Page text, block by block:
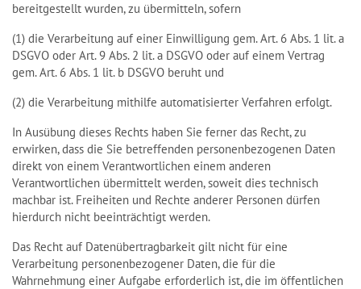
bereitgestellt wurden, zu übermitteln, sofern
(1) die Verarbeitung auf einer Einwilligung gem. Art. 6 Abs. 1 lit. a
DSGVO oder Art. 9 Abs. 2 lit. a DSGVO oder auf einem Vertrag
gem. Art. 6 Abs. 1 lit. b DSGVO beruht und
(2) die Verarbeitung mithilfe automatisierter Verfahren erfolgt.
In Ausübung dieses Rechts haben Sie ferner das Recht, zu
erwirken, dass die Sie betreffenden personenbezogenen Daten
direkt von einem Verantwortlichen einem anderen
Verantwortlichen übermittelt werden, soweit dies technisch
machbar ist. Freiheiten und Rechte anderer Personen dürfen
hierdurch nicht beeinträchtigt werden.
Das Recht auf Datenübertragbarkeit gilt nicht für eine
Verarbeitung personenbezogener Daten, die für die
Wahrnehmung einer Aufgabe erforderlich ist, die im öffentlichen